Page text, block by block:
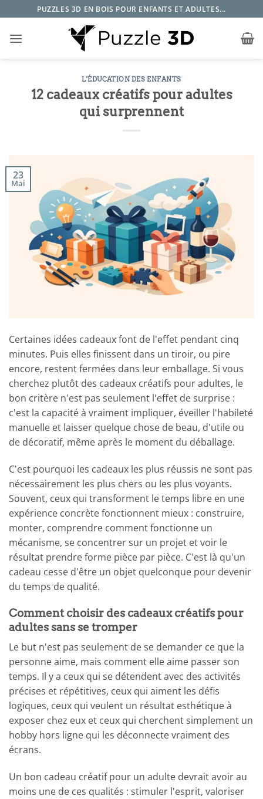
au
contenu
PUZZLES 3D EN BOIS POUR ENFANTS ET ADULTES...
L'ÉDUCATION DES ENFANTS
12 cadeaux créatifs pour adultes
qui surprennent
23
Mai
Certaines idées cadeaux font de l'effet pendant cinq
minutes. Puis elles finissent dans un tiroir, ou pire
encore, restent fermées dans leur emballage. Si vous
cherchez plutôt des cadeaux créatifs pour adultes, le
bon critère n'est pas seulement l'effet de surprise :
c'est la capacité à vraiment impliquer, éveiller l'habileté
manuelle et laisser quelque chose de beau, d'utile ou
de décoratif, même après le moment du déballage.
C'est pourquoi les cadeaux les plus réussis ne sont pas
nécessairement les plus chers ou les plus voyants.
Souvent, ceux qui transforment le temps libre en une
expérience concrète fonctionnent mieux : construire,
monter, comprendre comment fonctionne un
mécanisme, se concentrer sur un projet et voir le
résultat prendre forme pièce par pièce. C'est là qu'un
cadeau cesse d'être un objet quelconque pour devenir
du temps de qualité.
Comment choisir des cadeaux créatifs pour
adultes sans se tromper
Le but n'est pas seulement de se demander ce que la
personne aime, mais comment elle aime passer son
temps. Il y a ceux qui se détendent avec des activités
précises et répétitives, ceux qui aiment les défis
logiques, ceux qui veulent un résultat esthétique à
exposer chez eux et ceux qui cherchent simplement un
hobby hors ligne qui les déconnecte vraiment des
écrans.
Un bon cadeau créatif pour un adulte devrait avoir au
moins une de ces qualités : stimuler l'esprit, valoriser